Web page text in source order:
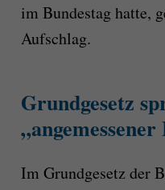
im Bundestag hatte,
Aufschlag.
Grundgesetz
Im Grundgesetz der